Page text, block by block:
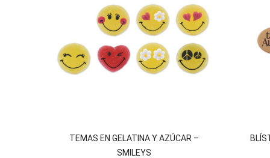
TEMAS EN GELATINA Y AZÚCAR –
SMILEYS